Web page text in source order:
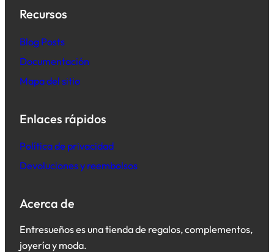
Recursos
Blog Posts
Documentación
Mapa del sitio
Enlaces rápidos
Política de privacidad
Devoluciones y reembolsos
Acerca de
Entresueños es una tienda de regalos, complementos,
joyería y moda.